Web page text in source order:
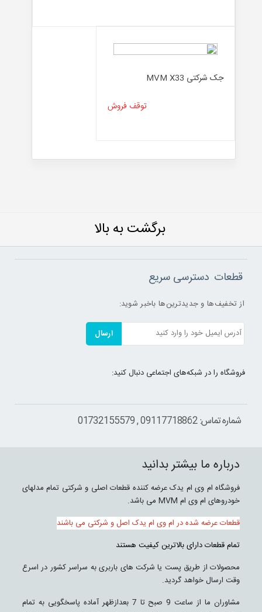
جک شرکتی MVM X33
توقف فروش
برگشت به بالا
قطعات دسترسی سریع
از تخفیف‌ها و جدیدترین‌ها باخبر شوید:
ارسال
فروشگاه را در شبکه‌های اجتماعی دنبال کنید:
شماره تماس: 09117718862 , 01732155579
درباره ما بیشتر بدانید
فروشگاه ام وی ام یدک عرضه کننده قطعات اصلی و شرکتی تمام مدلهای
خودروهای ام وی ام MVM می باشد.
قطعات عرضه شده در ام وی ام یدک اصل و شرکتی می باشند
تمام قطعات دارای بالاترین کیفیت هستند
محصولات از طریق پست یا شرکت های باربری به سراسر کشور در اسرع
وقت ارسال خواهد گردید.
مشاوران ما از ساعت 9 صبح تا 7 بعدازظهر آماده پاسخگویی به تمام